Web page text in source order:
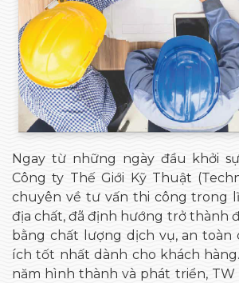
Ngay từ những ngày đầu khởi
Công ty Thế Giới Kỹ Thuật
chuyên về tư vấn thi công trong
địa chất, đã định hướng trở thành
bằng chất lượng dịch vụ, an toàn
ích tốt nhất dành cho khách
năm hình thành và phát triển,